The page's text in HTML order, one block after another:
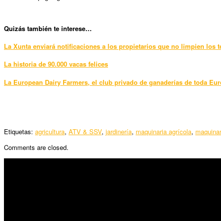
Quizás también te interese…
La Xunta enviará notificaciones a los propietarios que no limpien los
La historia de 90.000 vacas felices
La European Dairy Farmers, el club privado de ganaderías de toda
Etiquetas: agricultura, ATV & SSV, jardinería, maquinaria agrícola,
Comments are closed.